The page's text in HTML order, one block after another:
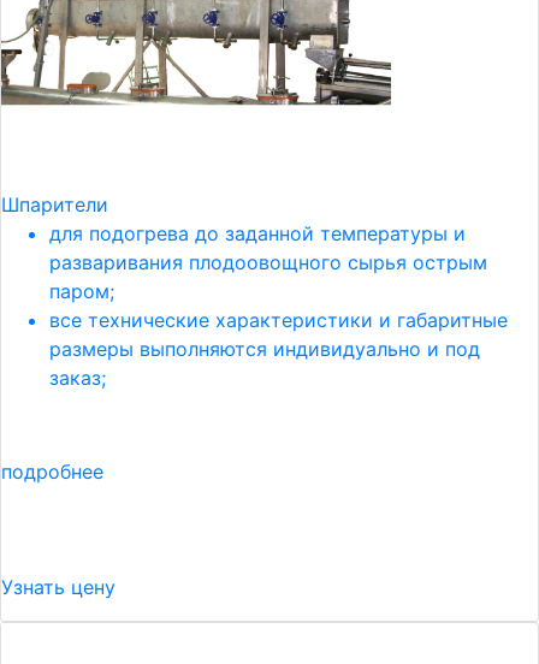
Шпарители
для подогрева до заданной температуры и
разваривания плодоовощного сырья острым
паром;
все технические характеристики и габаритные
размеры выполняются индивидуально и под
заказ;
подробнее
Узнать цену